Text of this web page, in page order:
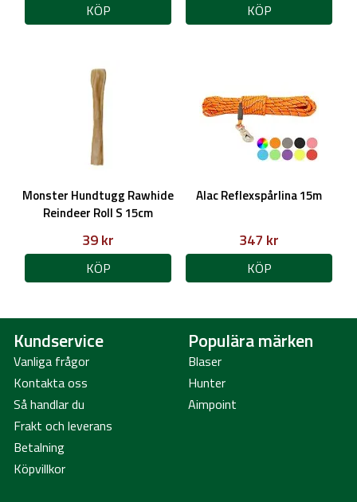
KÖP KÖP
Monster Hundtugg Rawhide
Reindeer Roll S 15cm
39 kr
KÖP
Alac Reflexspårlina 15m
347 kr
KÖP
Kundservice
Vanliga frågor
Kontakta oss
Så handlar du
Frakt och leverans
Betalning
Köpvillkor
Populära märken
Blaser
Hunter
Aimpoint